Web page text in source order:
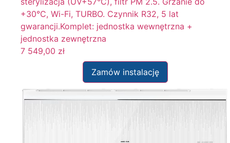
+30°C, Wi-Fi, TURBO. Czynnik R32, 5 lat
gwarancji.Komplet: jednostka wewnętrzna +
jednostka zewnętrzna
7 549,00 zł
Zamów instalację